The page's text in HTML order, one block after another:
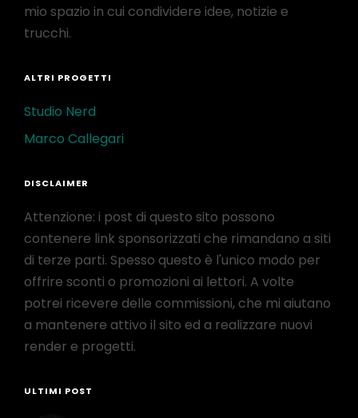
mio spazio in cui condividere idee, notizie e
trucchi.
ALTRI PROGETTI
Studio Nerd
Marco Callegari
DISCLAIMER
Attenzione: i post di questo sito possono
contenere link sponsorizzati che rimandano a siti
di terze parti. Spesso questo è l'unico modo per
offrire sconti o promozioni ai lettori. A volte
potrei ricevere delle commissioni, che mi aiutano
a mantenere attivo il sito ed a realizzare nuovi
render e progetti.
ULTIMI POST